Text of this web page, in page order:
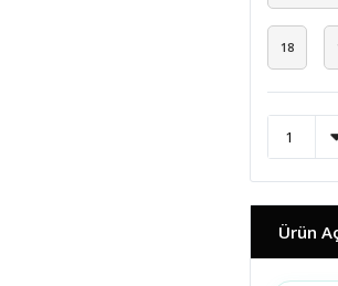
18
Ürün